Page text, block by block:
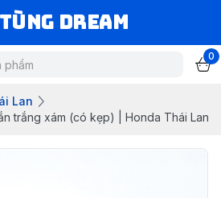
Dream
0
Lan
trắng xám (có kẹp) | Honda Thái Lan